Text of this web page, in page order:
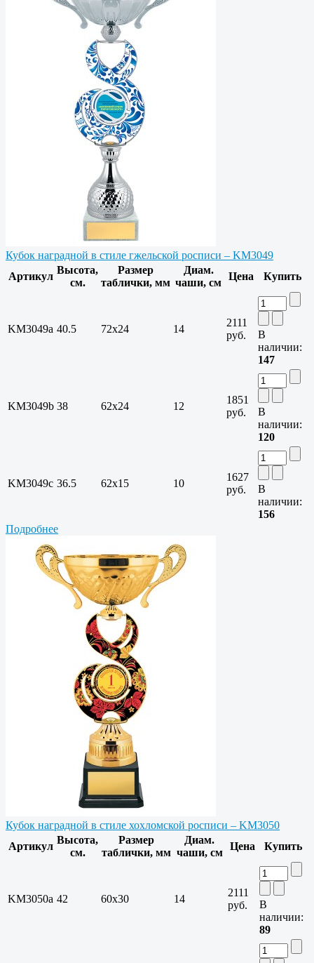
Кубок наградной в стиле гжельской росписи – KM3049
Артикул
Высота,
см.
Размер
таблички, мм
Диам.
чаши, см
Цена Купить
KM3049a 40.5 72х24 14
2111
руб.
В
наличии:
147
KM3049b 38 62х24 12
1851
руб.
В
наличии:
120
KM3049c 36.5 62х15 10
1627
руб.
В
наличии:
156
Подробнее
Кубок наградной в стиле хохломской росписи – KM3050
Артикул
Высота,
см.
Размер
таблички, мм
Диам.
чаши, см
Цена Купить
KM3050a 42 60х30 14
2111
руб.
В
наличии:
89